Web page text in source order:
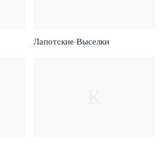
Лапотские Выселки